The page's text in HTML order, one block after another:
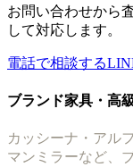
お問い合わせから
して対応します。
電話で相談する
ブランド家具・高
カッシーナ・アル
マンミラーなど、